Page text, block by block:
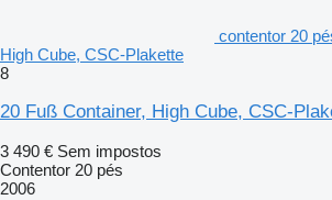
contentor 20
High Cube, CSC-Plakette
8
20 Fuß Container, High Cube, CSC-
3 490 € Sem impostos
Contentor 20 pés
2006